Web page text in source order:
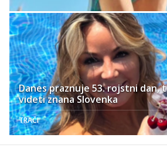
Danes praznuje 53. rojstni dan,
videti znana Slovenka
TRAČI